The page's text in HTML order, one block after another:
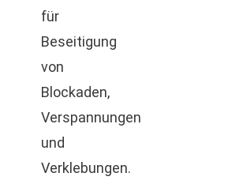
für
Beseitigung
von
Blockaden,
Verspannungen
und
Verklebungen.